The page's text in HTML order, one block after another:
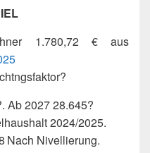
1.780,72 € aus
Ab 2027 28.645?
2024/2025.
Nach Nivellierung.